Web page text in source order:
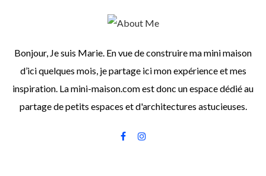
Bonjour, Je suis Marie. En vue de construire ma mini maison
d’ici quelques mois, je partage ici mon expérience et mes
inspiration. La mini-maison.com est donc un espace dédié au
partage de petits espaces et d'architectures astucieuses.